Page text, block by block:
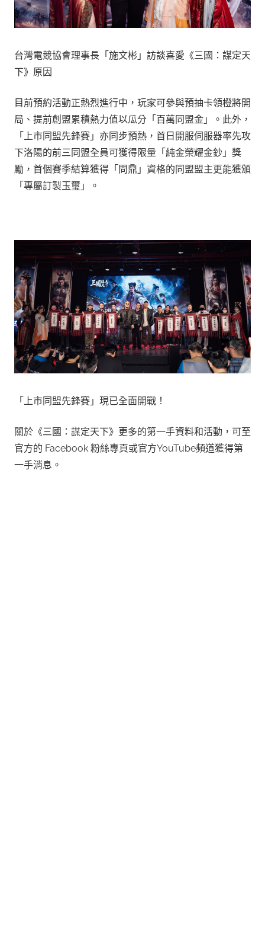
台灣電競協會理事長「施文彬」訪談喜愛《三國：謀定天
下》原因
目前預約活動正熱烈進行中，玩家可參與預抽卡領橙將開
局、提前創盟累積熱力值以瓜分「百萬同盟金」。此外，
「上市同盟先鋒賽」亦同步預熱，首日開服伺服器率先攻
下洛陽的前三同盟全員可獲得限量「純金榮耀金鈔」獎
勵，首個賽季結算獲得「問鼎」資格的同盟盟主更能獲頒
「專屬訂製玉璽」。
「上市同盟先鋒賽」現已全面開戰！
關於《三國：謀定天下》更多的第一手資料和活動，可至
官方的 Facebook 粉絲專頁或官方YouTube頻道獲得第
一手消息。